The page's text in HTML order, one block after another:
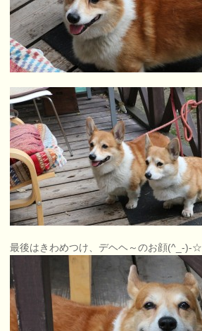
最後はきわめつけ、デヘヘ～のお顔(^_-)-☆